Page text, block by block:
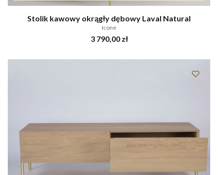
Stolik kawowy okrągły dębowy Laval Natural
Icone
Cena
3 790,00 zł